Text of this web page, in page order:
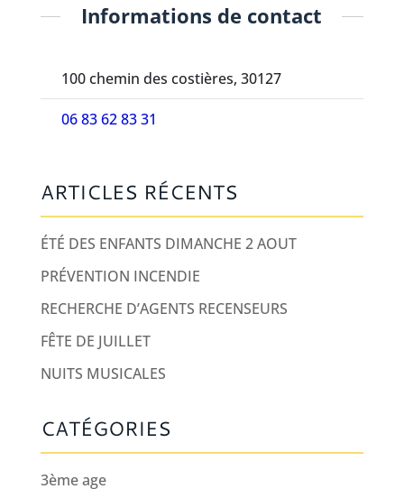
Informations de contact
100 chemin des costières, 30127
06 83 62 83 31
ARTICLES RÉCENTS
ÉTÉ DES ENFANTS DIMANCHE 2 AOUT
PRÉVENTION INCENDIE
RECHERCHE D’AGENTS RECENSEURS
FÊTE DE JUILLET
NUITS MUSICALES
CATÉGORIES
3ème age